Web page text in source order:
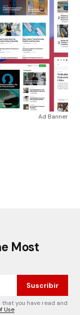
Ad Banner
Most
Suscribir
you have read and
Use